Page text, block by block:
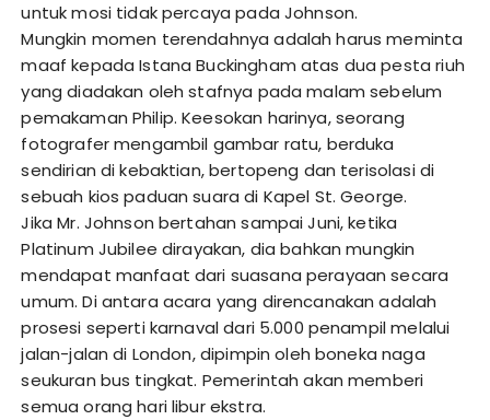
untuk mosi tidak percaya pada Johnson.
Mungkin momen terendahnya adalah harus meminta
maaf kepada Istana Buckingham atas dua pesta riuh
yang diadakan oleh stafnya pada malam sebelum
pemakaman Philip. Keesokan harinya, seorang
fotografer mengambil gambar ratu, berduka
sendirian di kebaktian, bertopeng dan terisolasi di
sebuah kios paduan suara di Kapel St. George.
Jika Mr. Johnson bertahan sampai Juni, ketika
Platinum Jubilee dirayakan, dia bahkan mungkin
mendapat manfaat dari suasana perayaan secara
umum. Di antara acara yang direncanakan adalah
prosesi seperti karnaval dari 5.000 penampil melalui
jalan-jalan di London, dipimpin oleh boneka naga
seukuran bus tingkat. Pemerintah akan memberi
semua orang hari libur ekstra.